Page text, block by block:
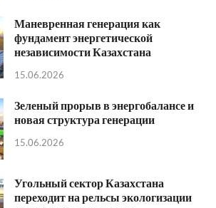
Маневренная генерация как
фундамент энергетической
независимости Казахстана
15.06.2026
Зеленый прорыв в энергобалансе и
новая структура генерации
15.06.2026
Угольный сектор Казахстана
переходит на рельсы экологизации